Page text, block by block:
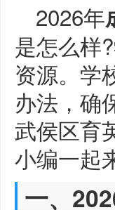
2026年
是怎么样
资源。学
办法，确
武侯区育
小编一起
一、